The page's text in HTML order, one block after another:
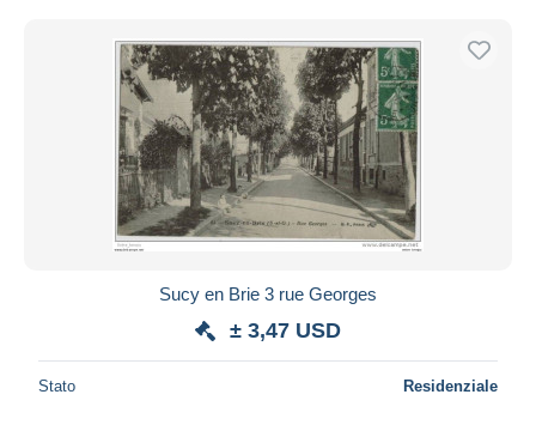
Sucy en Brie 3 rue Georges
± 3,47 USD
Stato Residenziale